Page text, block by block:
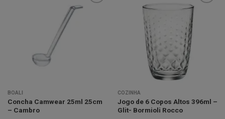
BOALI
Concha Camwear 25ml 25cm
– Cambro
Minha
lista de
desejos
COZINHA
Jogo de 6 Copos Altos 396ml –
Glit- Bormioli Rocco